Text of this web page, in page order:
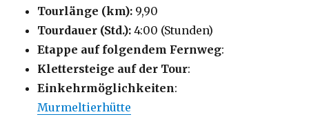
Tourlänge (km): 9,90
Tourdauer (Std.): 4:00 (Stunden)
Etappe auf folgendem Fernweg:
Klettersteige auf der Tour:
Einkehrmöglichkeiten:
Murmeltierhütte